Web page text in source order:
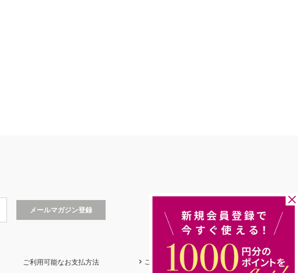
ご利用可能なお支払方法 ご利用ガイド